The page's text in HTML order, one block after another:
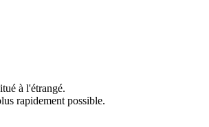
à l'étrangé.
rapidement possible.